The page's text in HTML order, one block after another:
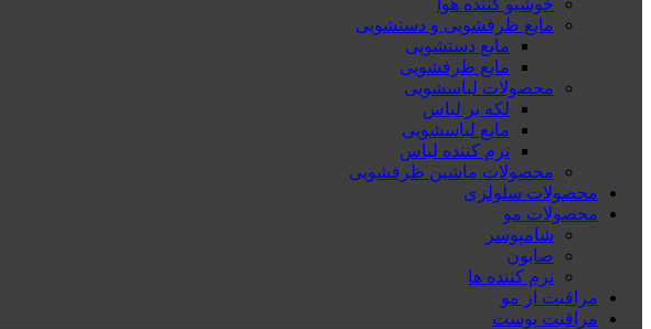
مایع ظرفشویی و دستشویی
مایع دستشویی
مایع ظرفشویی
محصولات لباسشویی
لکه بر لباس
مایع لباسشویی
نرم کننده لباس
محصولات ماشین ظرفشویی
محصولات سلولزی
محصولات مو
شامپوسر
صابون
نرم کننده ها
مراقبت از مو
مراقبت پوست